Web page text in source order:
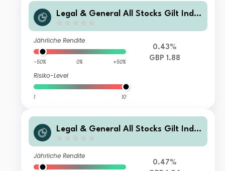
Legal & General All Stocks Gilt Inde
Jährliche Rendite
-50% 0% +50%
Risiko-Level
1 10
0.43%
GBP 1.88
Legal & General All Stocks Gilt Inde
Jährliche Rendite
0.47%